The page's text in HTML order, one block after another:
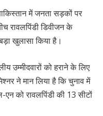
में जनता सड़कों पर
रावलपिंडी डिवीजन के
खुलासा किया है।
उम्मीदवारों को हराने के लिए
ने मान लिया है कि चुनाव में
को रावलपिंडी की 13 सीटों